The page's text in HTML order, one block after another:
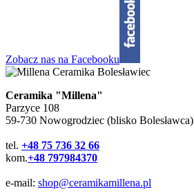
Zobacz nas na Facebooku
Ceramika "Millena"
Parzyce 108
59-730 Nowogrodziec (blisko Bolesławca)
tel. +48 75 736 32 66
kom.+48 797984370
e-mail: shop@ceramikamillena.pl